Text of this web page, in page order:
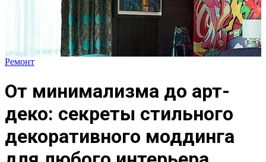
Ремонт
От минимализма до арт-
деко: секреты стильного
декоративного моддинга